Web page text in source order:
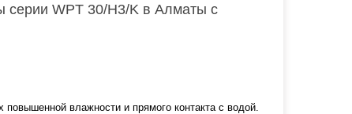
WPT 30/H3/K в Алматы с
влажности и прямого контакта с водой.